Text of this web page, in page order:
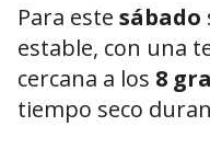
Para este sábado
estable, con una
cercana a los 8
tiempo seco